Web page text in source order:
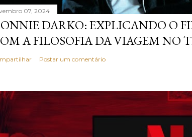
07, 2024
DARKO: EXPLICANDO O
A FILOSOFIA DA VIAGEM NO
Postar um comentário